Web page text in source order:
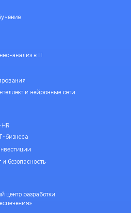
центр разработки
анализ в IT
безопасность
бизнеса
и нейронные сети